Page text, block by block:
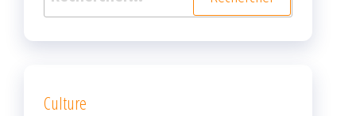
Culture